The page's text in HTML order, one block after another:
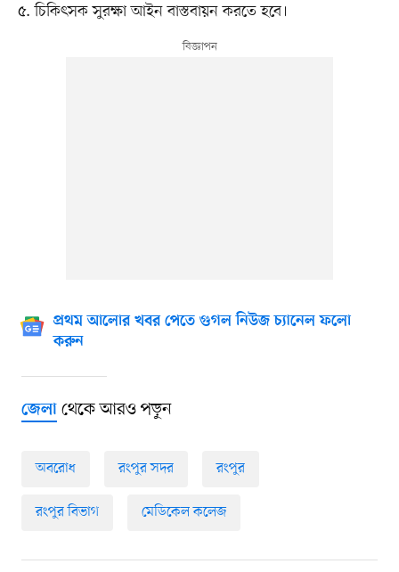
৫. চিকিৎসক সুরক্ষা আইন বাস্তবায়ন করতে হবে।
প্রথম আলোর খবর পেতে গুগল নিউজ চ্যানেল ফলো
করুন
জেলাথেকে আরও পড়ুন
অবরোধ রংপুর সদর রংপুর
রংপুর বিভাগ মেডিকেল কলেজ